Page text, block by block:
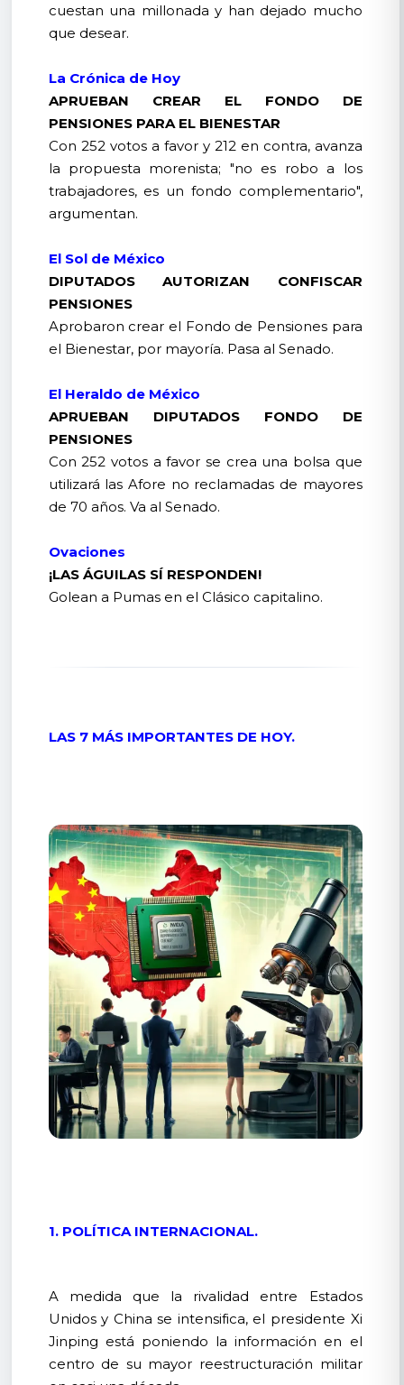
cuestan una millonada y han dejado mucho
que desear.
La Crónica de Hoy
APRUEBAN CREAR EL FONDO DE
PENSIONES PARA EL BIENESTAR
Con 252 votos a favor y 212 en contra, avanza
la propuesta morenista; "no es robo a los
trabajadores, es un fondo complementario",
argumentan.
El Sol de México
DIPUTADOS AUTORIZAN CONFISCAR
PENSIONES
Aprobaron crear el Fondo de Pensiones para
el Bienestar, por mayoría. Pasa al Senado.
El Heraldo de México
APRUEBAN DIPUTADOS FONDO DE
PENSIONES
Con 252 votos a favor se crea una bolsa que
utilizará las Afore no reclamadas de mayores
de 70 años. Va al Senado.
Ovaciones
¡LAS ÁGUILAS SÍ RESPONDEN!
Golean a Pumas en el Clásico capitalino.
LAS 7 MÁS IMPORTANTES DE HOY.
1. POLÍTICA INTERNACIONAL.
A medida que la rivalidad entre Estados
Unidos y China se intensifica, el presidente Xi
Jinping está poniendo la información en el
centro de su mayor reestructuración militar